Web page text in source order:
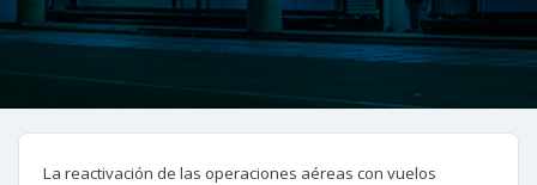
La reactivación de las operaciones aéreas con vuelos